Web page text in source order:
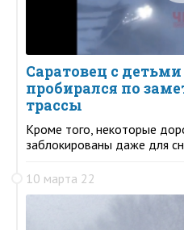
Саратовец с детьми
пробирался по
трассы
Кроме того, некоторые
заблокированы даже для
10 марта 22